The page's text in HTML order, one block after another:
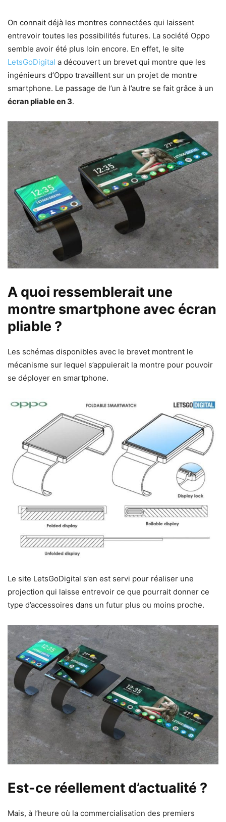
On connait déjà les montres connectées qui laissent
entrevoir toutes les possibilités futures. La société Oppo
semble avoir été plus loin encore. En effet, le site
LetsGoDigital a découvert un brevet qui montre que les
ingénieurs d’Oppo travaillent sur un projet de montre
smartphone. Le passage de l’un à l’autre se fait grâce à un
écran pliable en 3.
A quoi ressemblerait une
montre smartphone avec écran
pliable ?
Les schémas disponibles avec le brevet montrent le
mécanisme sur lequel s’appuierait la montre pour pouvoir
se déployer en smartphone.
Le site LetsGoDigital s’en est servi pour réaliser une
projection qui laisse entrevoir ce que pourrait donner ce
type d’accessoires dans un futur plus ou moins proche.
Est-ce réellement d’actualité ?
Mais, à l’heure où la commercialisation des premiers